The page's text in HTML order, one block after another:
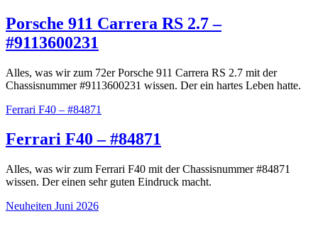
Porsche 911 Carrera RS 2.7 –
#9113600231
Alles, was wir zum 72er Porsche 911 Carrera RS 2.7 mit der
Chassisnummer #9113600231 wissen. Der ein hartes Leben hatte.
Ferrari F40 – #84871
Ferrari F40 – #84871
Alles, was wir zum Ferrari F40 mit der Chassisnummer #84871
wissen. Der einen sehr guten Eindruck macht.
Neuheiten Juni 2026